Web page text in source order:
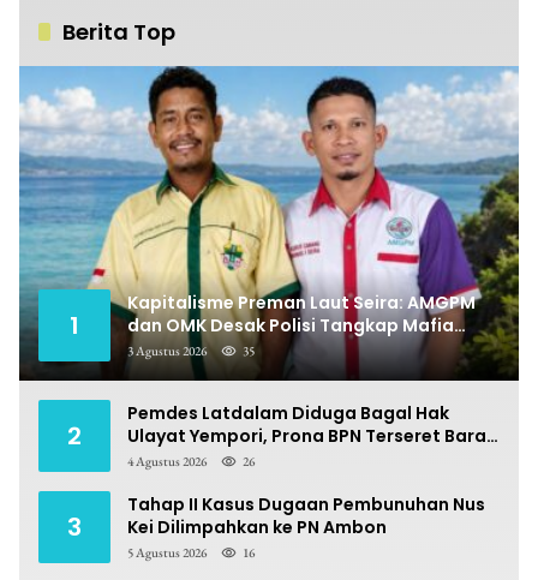
Berita Top
1
Kapitalisme Preman Laut Seira: AMGPM
dan OMK Desak Polisi Tangkap Mafia
Pungli
3 Agustus 2026 35
2
Pemdes Latdalam Diduga Bagal Hak
Ulayat Yempori, Prona BPN Terseret Bara
Sengketa
4 Agustus 2026 26
3
Tahap II Kasus Dugaan Pembunuhan Nus
Kei Dilimpahkan ke PN Ambon
5 Agustus 2026 16